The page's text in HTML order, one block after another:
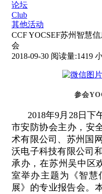
论坛
Club
其他活动
CCF YOCSEF苏州智慧
会
2018-09-30 阅读量:1419
参会
2018年9月28日下
市安防协会主办，安
术有限公司、苏州国
沃电子科技有限公司
承办，在苏州吴中区
室举办主题为《智慧
展》的专业报告会。